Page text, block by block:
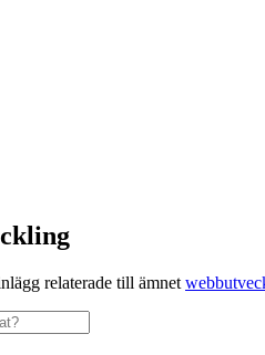
relaterade till ämnet